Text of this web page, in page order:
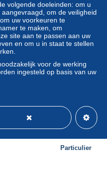
207,40
Particulier
volgende doeleinden: om u
om de veiligheid
uw voorkeuren te
te maken, om
site aan te passen aan uw
en om u in staat te stellen
voor de werking
ingesteld op basis van uw